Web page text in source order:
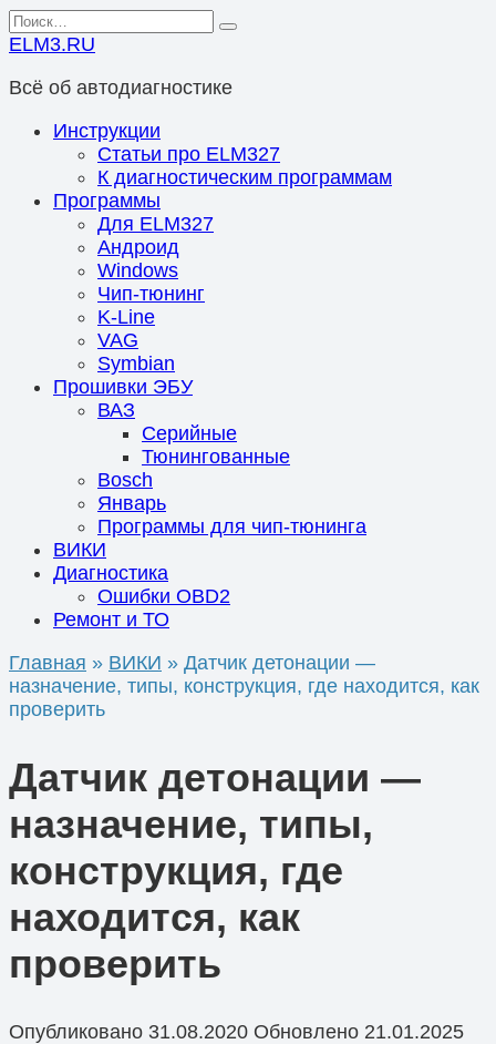
Перейти
к
Search
for:
ELM3.RU
Всё об автодиагностике
Инструкции
Статьи про ELM327
К диагностическим программам
Программы
Для ELM327
Андроид
Windows
Чип-тюнинг
K-Line
VAG
Symbian
Прошивки ЭБУ
ВАЗ
Серийные
Тюнингованные
Bosch
Январь
Программы для чип-тюнинга
ВИКИ
Диагностика
Ошибки OBD2
Ремонт и ТО
Главная » ВИКИ » Датчик детонации —
назначение, типы, конструкция, где находится, как
проверить
Датчик детонации —
назначение, типы,
конструкция, где
находится, как
проверить
Опубликовано 31.08.2020 Обновлено 21.01.2025